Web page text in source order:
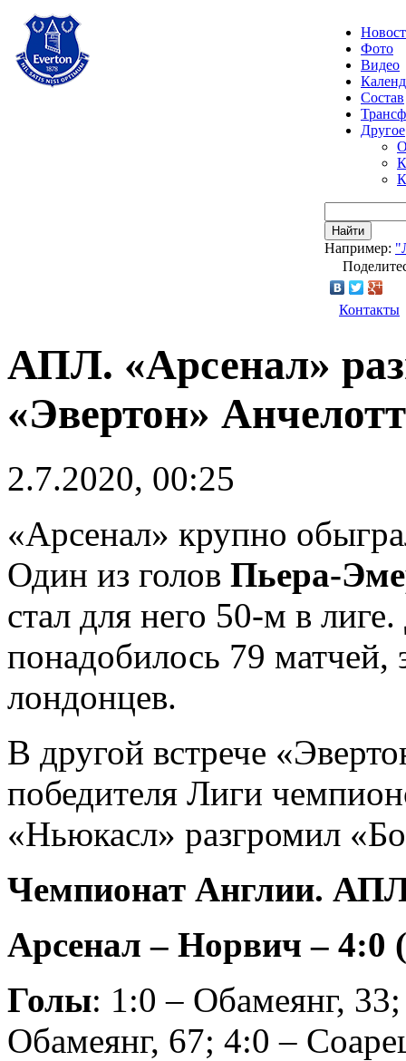
Фото
Видео
Состав
Другое
Найти
Например:
Контакты
АПЛ. «Арсенал»
«Эвертон»
2.7.2020, 00:25
«Арсенал» крупно
Один из голов Пьера-
стал для него 50-м в
понадобилось 79 матчей,
лондонцев.
В другой встрече
победителя Лиги
«Ньюкасл» разгромил
Чемпионат Англии.
Арсенал – Норвич – 4:0
Голы: 1:0 – Обамеянг,
Обамеянг, 67; 4:0 –